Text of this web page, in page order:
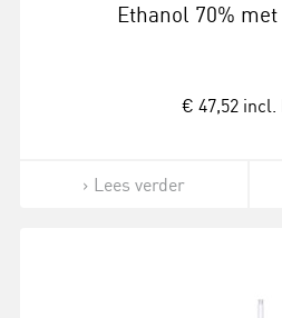
Ethanol 70% met
€ 47,52 incl.
Lees verder